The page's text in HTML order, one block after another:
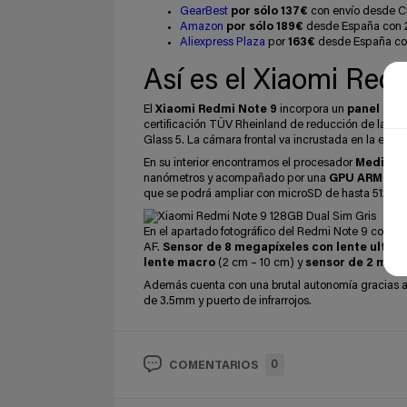
GearBest por sólo 137€ con envío desde
Amazon por sólo 189€ desde España con
Aliexpress Plaza por163€ desde España
Así es el Xiaomi
El Xiaomi Redmi Note 9 incorpora un panel IPS
certificación TÜV Rheinland de reducción de la
Glass 5. La cámara frontal va incrustada en la
En su interior encontramos el procesador
nanómetros y acompañado por una GPU ARM
que se podrá ampliar con microSD de hasta 512GB.
En el apartado fotográfico del Redmi Note 9
AF. Sensor de 8 megapíxeles con lente ultra
lente macro (2 cm – 10 cm) y sensor de 2
Además cuenta con una brutal autonomía gracias
de 3.5mm y puerto de infrarrojos.
COMENTARIOS 0